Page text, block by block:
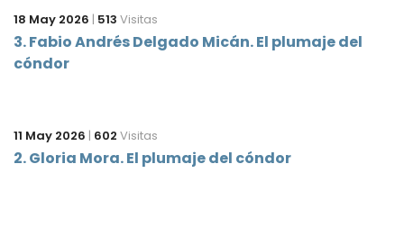
18 May 2026 | 513 Visitas
3. Fabio Andrés Delgado Micán. El plumaje del
cóndor
11 May 2026 | 602 Visitas
2. Gloria Mora. El plumaje del cóndor